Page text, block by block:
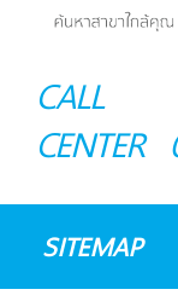
CALL
CENTER
SITEMAP